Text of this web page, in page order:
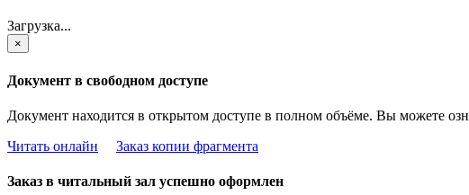
Загрузка...
×
Документ в свободном доступе
Документ находится в открытом доступе в полном объёме. Вы можете
Читать онлайн
Заказ копии фрагмента
Заказ в читальный зал успешно оформлен